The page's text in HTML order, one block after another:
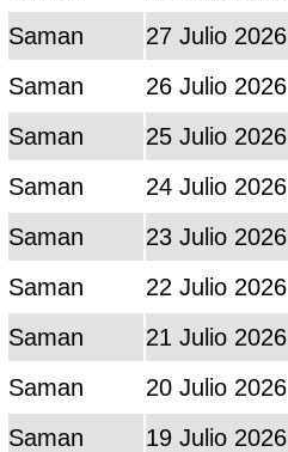
Saman
27 Julio 2026
Saman
26 Julio 2026
Saman
25 Julio 2026
Saman
24 Julio 2026
Saman
23 Julio 2026
Saman
22 Julio 2026
Saman
21 Julio 2026
Saman
20 Julio 2026
Saman
19 Julio 2026